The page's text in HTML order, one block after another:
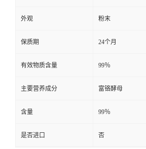
外观 粉末
保质期 24个月
有效物质含量 99％
主要营养成分 富铬酵母
含量 99％
是否进口 否